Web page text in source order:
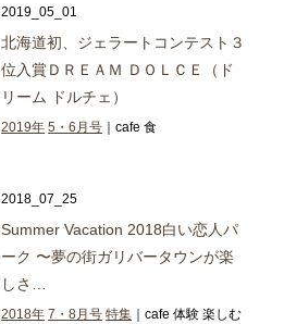
2019_05_01
北海道初、ジェラートコンテスト３
位入賞ＤＲＥＡＭ ＤＯＬＣＥ（ド
リーム ドルチェ）
2019年 5・6月号 ｜cafe 食
2018_07_25
Summer Vacation 2018白い恋人パ
ーク 〜夢の街ガリバータウンが楽
しさ…
2018年 7・8月号 特集 ｜cafe 体験 楽しむ